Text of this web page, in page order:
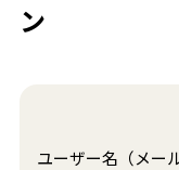
ン
ユーザー名（メー